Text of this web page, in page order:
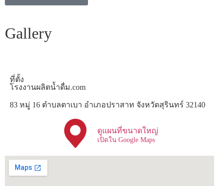
Gallery
ที่ตั้ง
โรงงานผลิตน้ำดื่ม.com
83 หมู่ 16 ตำบลตาเบา อำเภอปราสาท จังหวัดสุรินทร์ 32140
ดูแผนที่ขนาดใหญ่
เปิดใน Google Maps